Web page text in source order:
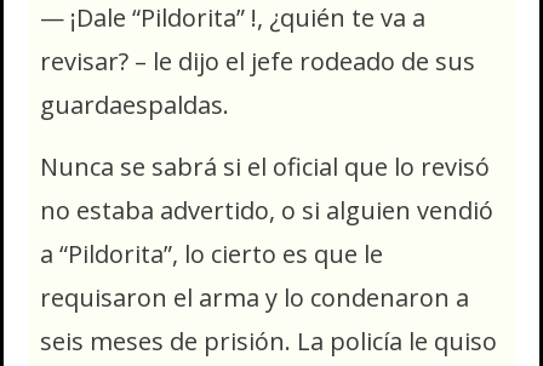
— ¡Dale “Pildorita” !, ¿quién te va a
revisar? – le dijo el jefe rodeado de sus
guardaespaldas.
Nunca se sabrá si el oficial que lo revisó
no estaba advertido, o si alguien vendió
a “Pildorita”, lo cierto es que le
requisaron el arma y lo condenaron a
seis meses de prisión. La policía le quiso